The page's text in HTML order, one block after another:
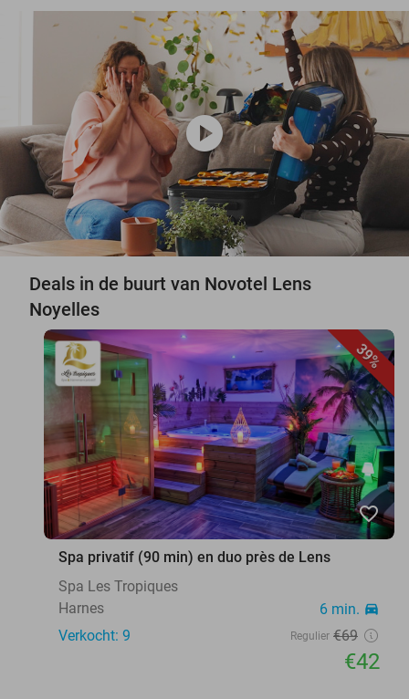
play_circle
Deals in de buurt van Novotel Lens
Noyelles
39%
favorite_border
Spa privatif (90 min) en duo près de Lens
Spa Les Tropiques
Harnes
6 min. directions_car
Verkocht: 9 Regulier €69
€42